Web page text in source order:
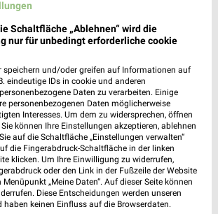
Angebote ab 03.08.
Noch morgen gültig
XXXLutz
Schaltfläche „Ablehnen“ wird die
nur für unbedingt erforderliche cookie
speichern und/oder greifen auf Informationen auf
eindeutige IDs in cookie und anderen
Daten zu verarbeiten. Einige
personenbezogenen Daten möglicherweise
Interesses. Um dem zu widersprechen, öffnen
Sie können Ihre Einstellungen akzeptieren, ablehnen
auf die Schaltfläche „Einstellungen verwalten“
die Fingerabdruck-Schaltfläche in der linken
klicken. Um Ihre Einwilligung zu widerrufen,
oder den Link in der Fußzeile der Website
„Meine Daten“. Auf dieser Seite können
Diese Entscheidungen werden unseren
keinen Einfluss auf die Browserdaten.